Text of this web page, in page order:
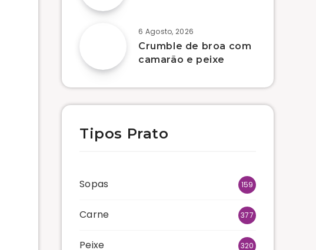
6 Agosto, 2026
Crumble de broa com
camarão e peixe
Tipos Prato
Sopas 159
Carne 377
Peixe 320